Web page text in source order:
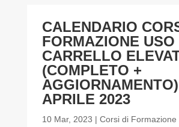
CALENDARIO
FORMAZIONE USO
CARRELLO
(COMPLETO +
APRILE 2023
10 Mar, 2023 | Corsi di Formazione